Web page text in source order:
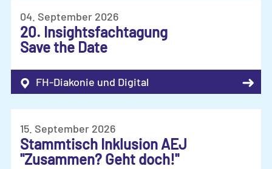
04. September 2026
20. Insightsfachtagung
Save the Date
FH-Diakonie und Digital ➜
15. September 2026
Stammtisch Inklusion AEJ
"Zusammen? Geht doch!"